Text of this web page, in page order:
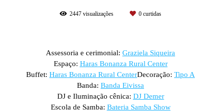
2447 visualizações 0 curtidas
Assessoria e cerimonial: Graziela Siqueira
Espaço: Haras Bonanza Rural Center
Buffet: Haras Bonanza Rural CenterDecoração: Tipo A
Banda: Banda Eivissa
DJ e Iluminação cênica: DJ Demer
Escola de Samba: Bateria Samba Show